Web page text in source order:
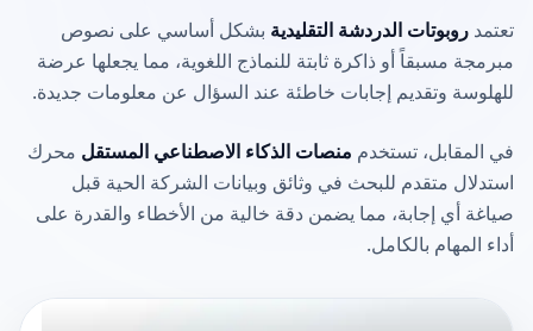
تعتمد روبوتات الدردشة التقليدية بشكل أساسي على نصوص
مبرمجة مسبقاً أو ذاكرة ثابتة للنماذج اللغوية، مما يجعلها عرضة
للهلوسة وتقديم إجابات خاطئة عند السؤال عن معلومات جديدة.
في المقابل، تستخدم منصات الذكاء الاصطناعي المستقل محرك
استدلال متقدم للبحث في وثائق وبيانات الشركة الحية قبل
صياغة أي إجابة، مما يضمن دقة خالية من الأخطاء والقدرة على
أداء المهام بالكامل.